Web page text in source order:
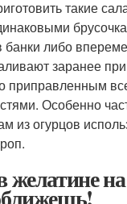
такие
банки либо
заранее
приправленным
Особенно
из огурцов